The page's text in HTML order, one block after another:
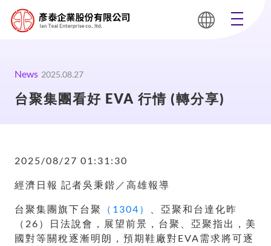
News 2025.08.27
台聚集團看好 EVA 行情 (轉分享)
2025/08/27 01:31:30
經濟日報 記者吳秉鍇／高雄報導
台聚集團旗下台聚 （1304）
、亞聚和台達化昨
（26）日法說會，展望前景，台聚、亞聚指出，美
國對等關稅逐漸明朗，預期鞋廠對EVA需求將可逐